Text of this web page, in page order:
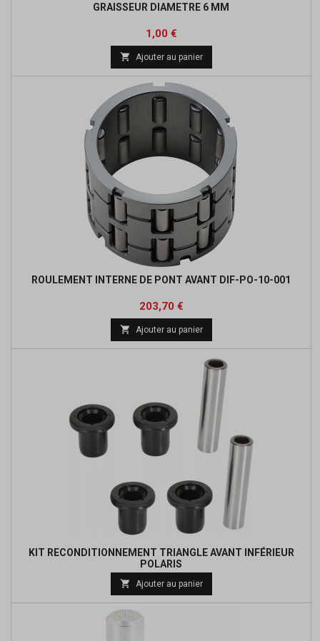
GRAISSEUR DIAMETRE 6 MM
Prix
1,00 €
 Ajouter au panier
ROULEMENT INTERNE DE PONT AVANT DIF-PO-10-001
Prix
203,70 €
 Ajouter au panier
KIT RECONDITIONNEMENT TRIANGLE AVANT INFÉRIEUR
POLARIS
de
 Ajouter au panier